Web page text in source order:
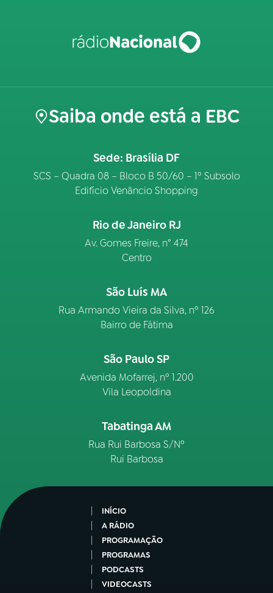
Saiba onde está a EBC
Sede: Brasília DF
SCS – Quadra 08 – Bloco B 50/60 – 1º Subsolo
Edifício Venâncio Shopping
Rio de Janeiro RJ
Av. Gomes Freire, n° 474
Centro
São Luís MA
Rua Armando Vieira da Silva, nº 126
Bairro de Fátima
São Paulo SP
Avenida Mofarrej, nº 1.200
Vila Leopoldina
Tabatinga AM
Rua Rui Barbosa S/Nº
Rui Barbosa
INÍCIO
A RÁDIO
PROGRAMAÇÃO
PROGRAMAS
PODCASTS
VIDEOCASTS